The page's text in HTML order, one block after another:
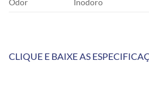
Odor
Inodoro
CLIQUE E BAIXE AS